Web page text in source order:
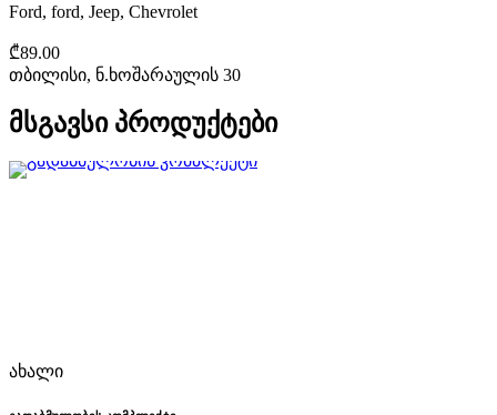
Ford, ford, Jeep, Chevrolet
₾89.00
თბილისი, ნ.ხოშარაულის 30
მსგავსი პროდუქტები
ახალი